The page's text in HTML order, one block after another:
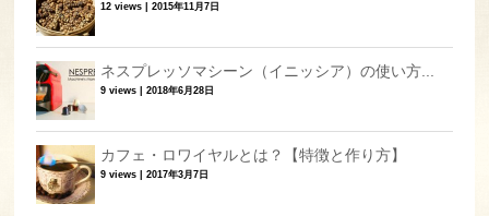
12 views |2015年11月7日
ネスプレッソマシーン（イニッシア）の使い方...
9 views |2018年6月28日
カフェ・ロワイヤルとは？【特徴と作り方】
9 views |2017年3月7日